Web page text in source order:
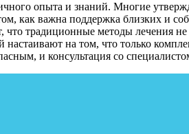
опыта и знаний. Многие
как важна поддержка близких и
традиционные методы лечения
на том, что только
и консультация со